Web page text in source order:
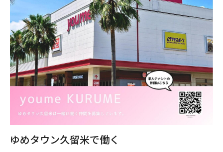
ゆめタウン久留米で働く